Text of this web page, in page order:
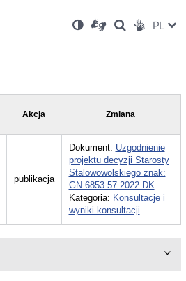
Ustawienia
Wersja
kontrastowa
Dla
niesłyszących
OtwórzOtwórz
w
Otwórz
w
Social PL
Akcja Zmiana
publikacja
Dokument: Uzgodnienie
projektu decyzji Starosty
Stalowowolskiego znak:
GN.6853.57.2022.DK
Kategoria: Konsultacje i
wyniki konsultacji